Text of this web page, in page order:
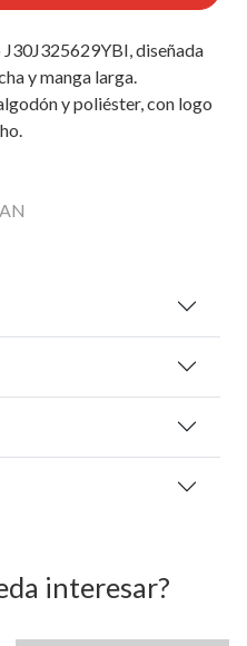
diseñada
y manga larga.
y poliéster, con logo
interesar?